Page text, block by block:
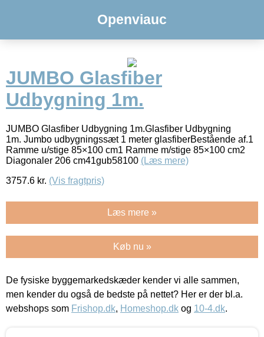
Openviauc
JUMBO Glasfiber
Udbygning 1m.
JUMBO Glasfiber Udbygning 1m.Glasfiber Udbygning
1m. Jumbo udbygningssæt 1 meter glasfiberBestående af.1
Ramme u/stige 85×100 cm1 Ramme m/stige 85×100 cm2
Diagonaler 206 cm41gub58100 (Læs mere)
3757.6 kr. (Vis fragtpris)
Læs mere »
Køb nu »
De fysiske byggemarkedskæder kender vi alle sammen,
men kender du også de bedste på nettet? Her er der bl.a.
webshops som Frishop.dk, Homeshop.dk og 10-4.dk.